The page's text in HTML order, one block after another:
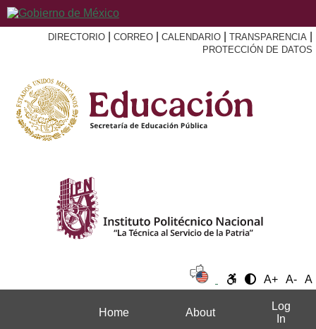
DIRECTORIO CORREO CALENDARIO TRANSPARENCIA
PROTECCIÓN DE DATOS
A+ A- A
Home About
Log
In